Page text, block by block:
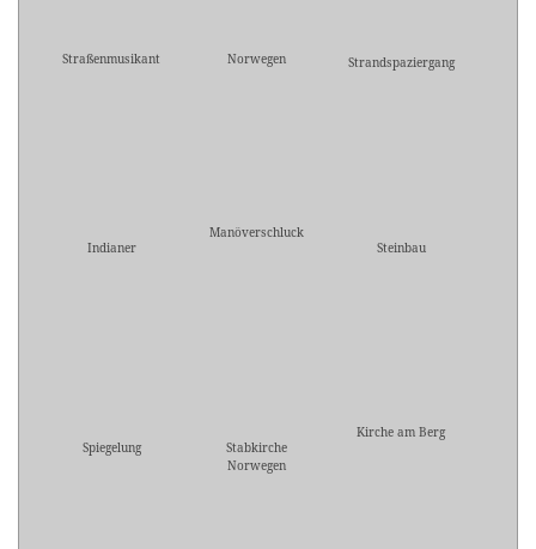
Straßenmusikant Norwegen Strandspaziergang
Indianer
Manöverschluck
Steinbau
Spiegelung
Stabkirche
Norwegen
Kirche am Berg